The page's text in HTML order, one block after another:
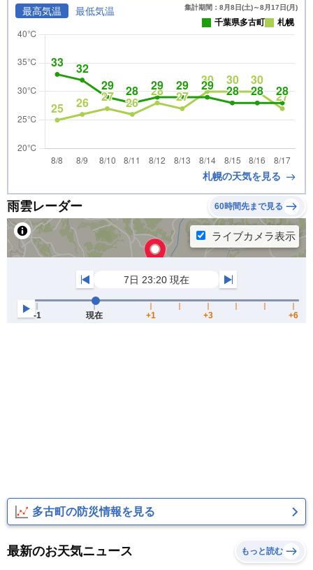
最高気温 最低気温 集計期間：8月8日(土)～8月17日(月)
千葉県多古町 札幌
札幌の天気を見る
雨雲レーダー 60時間先まで見る
多古町の防災情報を見る
最新のお天気ニュース もっと読む